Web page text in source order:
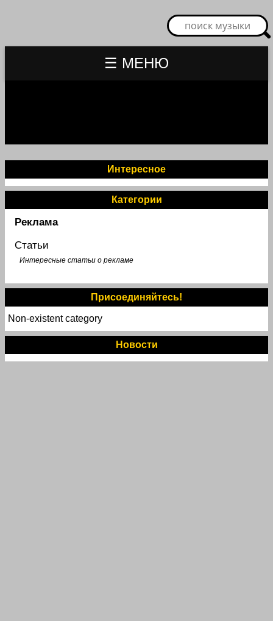
☰ МЕНЮ
Интересное
Категории
Реклама
Статьи
Интересные статьи о рекламе
Присоединяйтесь!
Non-existent category
Новости